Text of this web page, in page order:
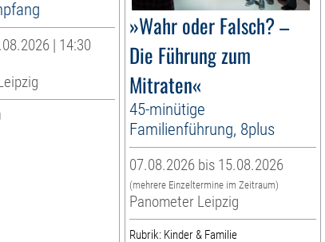
| 14:30
»Wahr oder Falsch? –
Die Führung zum
Mitraten«
45-minütige
Familienführung, 8plus
07.08.2026 bis 15.08.2026
(mehrere Einzeltermine im Zeitraum)
Panometer Leipzig
Rubrik: Kinder & Familie